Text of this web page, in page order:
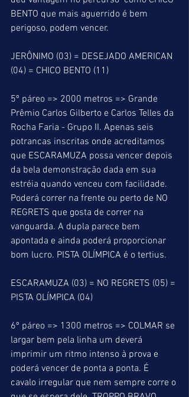
BENTO que mais aguerrido é bem
perigoso, podem vencer.
JERÔNIMO (03) = DESEJADO AMERICAN
(04) = CHICO BENTO (11)
5º páreo => 2000 metros => Grande
Prêmio Carlos Gilberto e Carlos Telles da
Rocha Faria - Grupo II. Apenas seis
potrancas inscritas onde acreditamos
que ESCARAMUZA possa vencer depois
da bela demonstração dada em sua
estréia quando venceu com facilidade.
Poderá correr na frente ou perto de NO
REGRETS que gosta de correr na
vanguarda. A dupla parece bem
apontada e ainda poderá proporcionar
bom lucro. PISTA OLÍMPICA é o tertius.
ESCARAMUZA (03) = NO REGRETS (05) =
PISTA OLÍMPICA (04)
6º páreo => 1300 metros => COLMAR se
largar bem pela linha um deverá
imprimir um ritmo intenso à prova e
poderá vencer de ponta a ponta. É
cavalo irregular que nem sempre corre o